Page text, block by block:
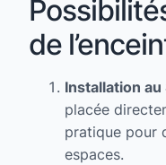
de
Installation au
placée
pratique pour
espaces.